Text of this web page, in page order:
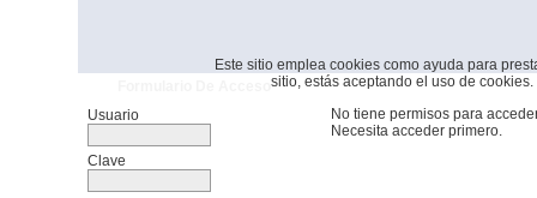
Este sitio emplea cookies como ayuda para
sitio, estás aceptando el uso de cookies.
Usuario
Clave
No tiene permisos para
Necesita acceder primero.